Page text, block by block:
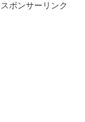
スポンサーリンク